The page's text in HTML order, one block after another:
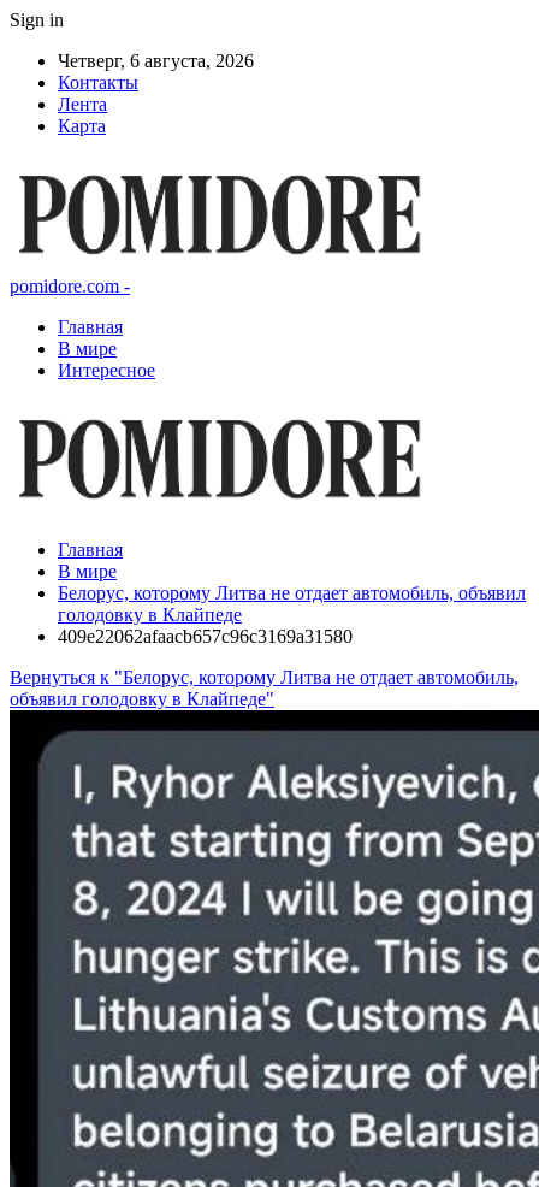
Sign in
Четверг, 6 августа, 2026
Контакты
Лента
Карта
pomidore.com -
Главная
В мире
Интересное
Главная
В мире
Белорус, которому Литва не отдает автомобиль, объявил
голодовку в Клайпеде
409e22062afaacb657c96c3169a31580
Вернуться к "Белорус, которому Литва не отдает автомобиль,
объявил голодовку в Клайпеде"